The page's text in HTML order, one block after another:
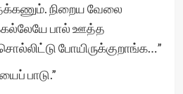
நிறைய வேலை
பால் ஊத்த
போயிருக்குறாங்க…”
பாடு.”